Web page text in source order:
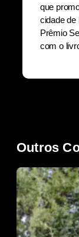
que
cidade de
Prêmio
com o
Outros